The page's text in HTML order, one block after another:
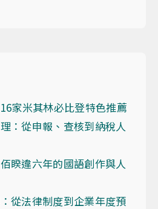
家米其林必比登特色推薦
：從申報、查核到納稅人
睽違六年的國語創作與人
從法律制度到企業年度預